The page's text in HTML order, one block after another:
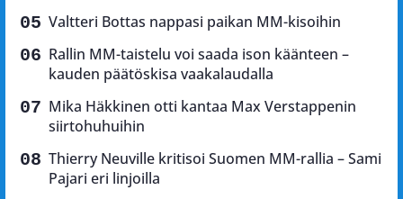
Valtteri Bottas nappasi paikan MM-kisoihin
Rallin MM-taistelu voi saada ison käänteen –
kauden päätöskisa vaakalaudalla
Mika Häkkinen otti kantaa Max Verstappenin
siirtohuhuihin
Thierry Neuville kritisoi Suomen MM-rallia – Sami
Pajari eri linjoilla